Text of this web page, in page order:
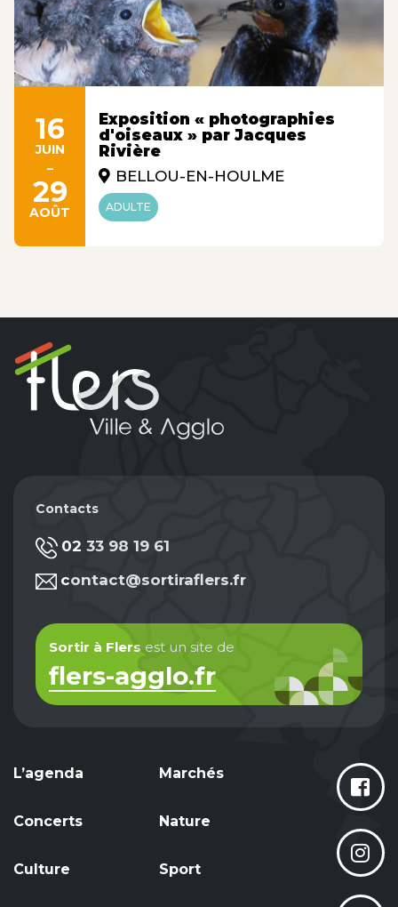
16
JUIN
-
29
AOÛT
Exposition « photographies
d'oiseaux » par Jacques
Rivière
BELLOU-EN-HOULME
ADULTE
Contacts
02 33 98 19 61
contact@sortiraflers.fr
Sortir à Flers est un site de
flers-agglo.fr
L’agenda
Concerts
Culture
Marchés
Nature
Sport